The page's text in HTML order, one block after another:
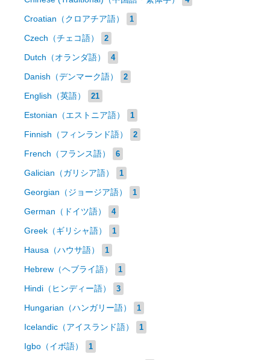
Croatian（クロアチア語） 1
Czech（チェコ語） 2
Dutch（オランダ語） 4
Danish（デンマーク語） 2
English（英語） 21
Estonian（エストニア語） 1
Finnish（フィンランド語） 2
French（フランス語） 6
Galician（ガリシア語） 1
Georgian（ジョージア語） 1
German（ドイツ語） 4
Greek（ギリシャ語） 1
Hausa（ハウサ語） 1
Hebrew（ヘブライ語） 1
Hindi（ヒンディー語） 3
Hungarian（ハンガリー語） 1
Icelandic（アイスランド語） 1
Igbo（イボ語） 1